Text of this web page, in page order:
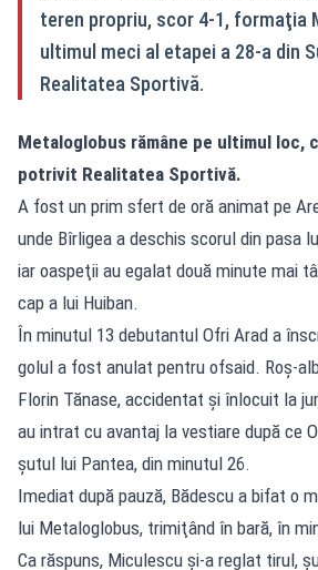
teren propriu, scor 4-1, formaţia
ultimul meci al etapei a 28-a din
Realitatea Sportivă.
Metaloglobus rămâne pe ultimul loc,
potrivit Realitatea Sportivă.
A fost un prim sfert de oră animat pe
unde Bîrligea a deschis scorul din pasa
iar oaspeţii au egalat două minute mai
cap a lui Huiban.
În minutul 13 debutantul Ofri Arad a
golul a fost anulat pentru ofsaid. Roş-
Florin Tănase, accidentat şi înlocuit la
au intrat cu avantaj la vestiare după ce
şutul lui Pantea, din minutul 26.
Imediat după pauză, Bădescu a bifat o
lui Metaloglobus, trimiţând în bară, în
Ca răspuns, Miculescu şi-a reglat tirul,